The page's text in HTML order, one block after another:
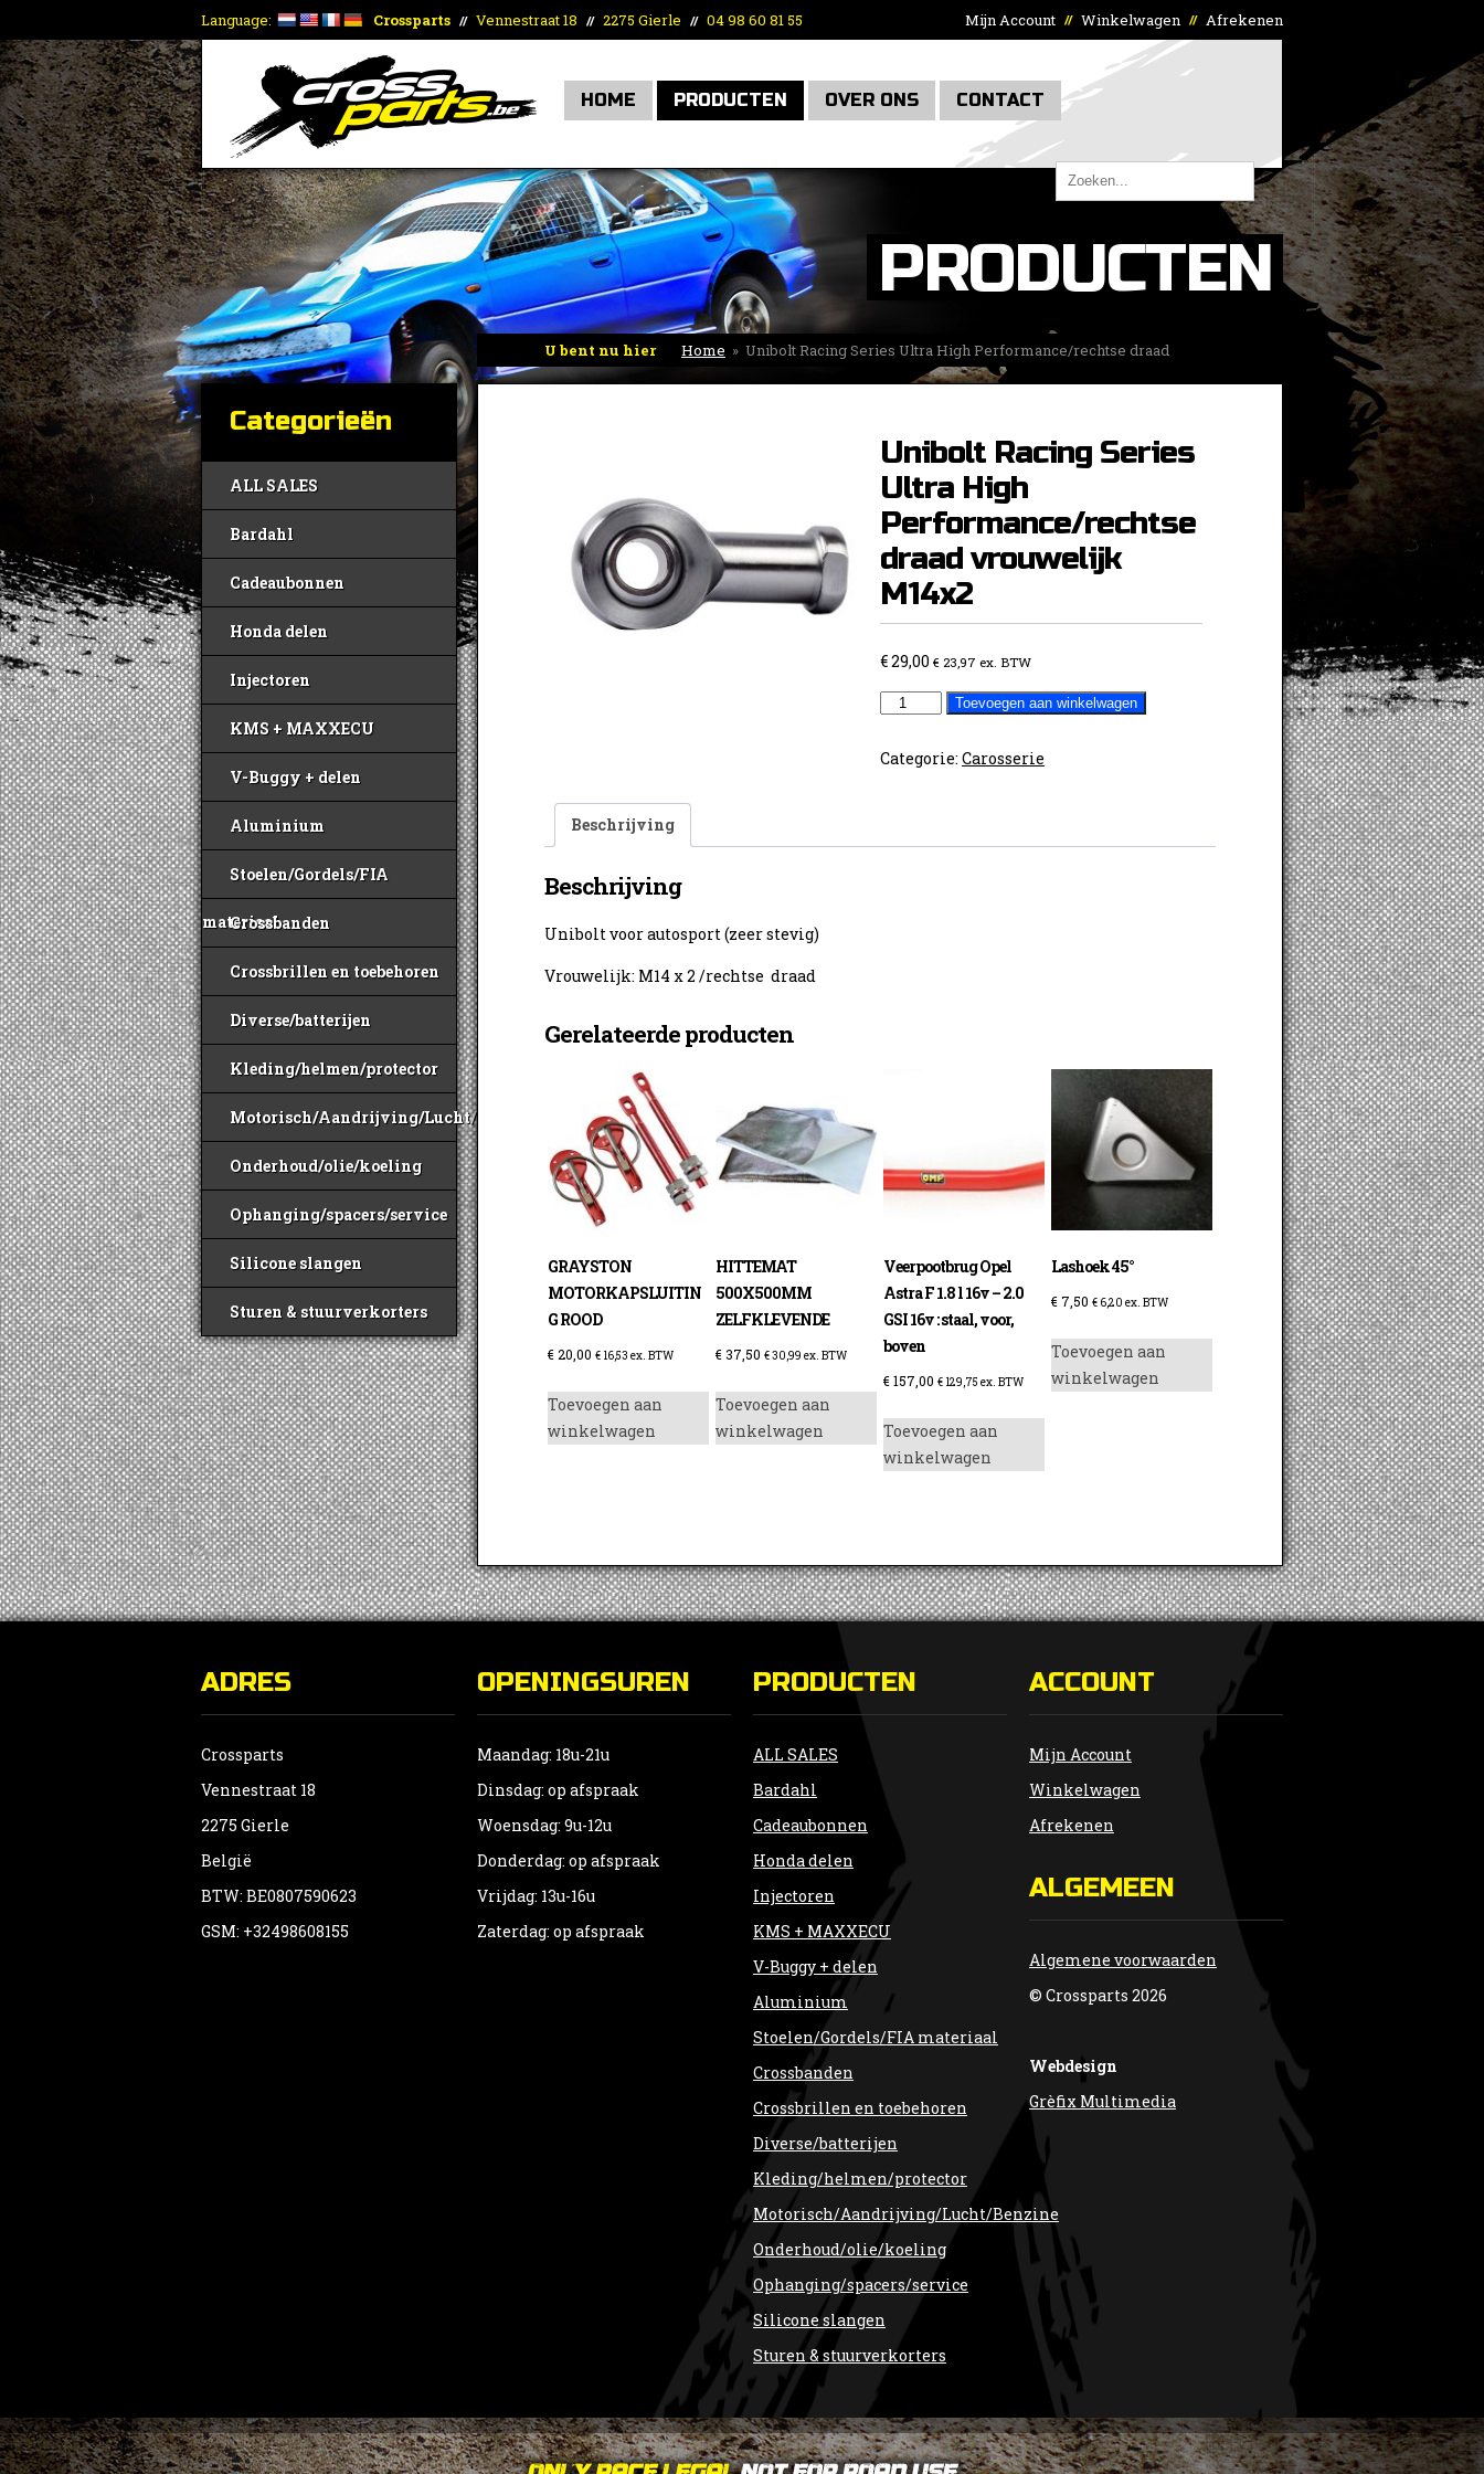
Language: Crossparts // Vennestraat 18 // 2275 Gierle // 04 98 60 81 55 Mijn Account // Winkelwagen // Afrekenen
HOME PRODUCTEN OVER ONS CONTACT
PRODUCTEN
U bent nu hier Home » Unibolt Racing Series Ultra High Performance/rechtse draad
vrouwelijk M14x2
Categorieën
ALL SALES
Bardahl
Cadeaubonnen
Honda delen
Injectoren
KMS + MAXXECU
V-Buggy + delen
Aluminium
Stoelen/Gordels/FIA
materiaal
Crossbanden
Crossbrillen en toebehoren
Diverse/batterijen
Kleding/helmen/protector
Motorisch/Aandrijving/Lucht/Benzine
Onderhoud/olie/koeling
Ophanging/spacers/service
Silicone slangen
Sturen & stuurverkorters
Unibolt Racing Series
Ultra High
Performance/rechtse
draad vrouwelijk
M14x2
€29,00 € 23,97 ex. BTW
Unibolt
Series
Toevoegen aan winkelwagen
Categorie: Carosserie
Beschrijving
Beschrijving
Unibolt voor autosport (zeer stevig)
Vrouwelijk: M14 x 2 /rechtse draad
Gerelateerde producten
GRAYSTON
MOTORKAPSLUITIN
G ROOD
€20,00 € 16,53 ex. BTW
Toevoegen aan
winkelwagen
HITTEMAT
500X500MM
ZELFKLEVENDE
€ 37,50 €30,99 ex. BTW
Toevoegen aan
winkelwagen
Veerpootbrug Opel
Astra F 1.8 l 16v – 2.0
GSI 16v : staal, voor,
boven
€157,00 €129,75 ex. BTW
Toevoegen aan
winkelwagen
Lashoek 45°
€7,50 €6,20 ex. BTW
Toevoegen aan
winkelwagen
ADRES
Crossparts
Vennestraat 18
2275 Gierle
België
BTW: BE0807590623
GSM: +32498608155
OPENINGSUREN
Maandag: 18u-21u
Dinsdag: op afspraak
Woensdag: 9u-12u
Donderdag: op afspraak
Vrijdag: 13u-16u
Zaterdag: op afspraak
PRODUCTEN
ALL SALES
Bardahl
Cadeaubonnen
Honda delen
Injectoren
KMS + MAXXECU
V-Buggy + delen
Aluminium
Stoelen/Gordels/FIA materiaal
Crossbanden
Crossbrillen en toebehoren
Diverse/batterijen
Kleding/helmen/protector
Motorisch/Aandrijving/Lucht/Benzine
Onderhoud/olie/koeling
Ophanging/spacers/service
Silicone slangen
Sturen & stuurverkorters
ACCOUNT
Mijn Account
Winkelwagen
Afrekenen
ALGEMEEN
Algemene voorwaarden
© Crossparts 2026
Webdesign
Grèfix Multimedia